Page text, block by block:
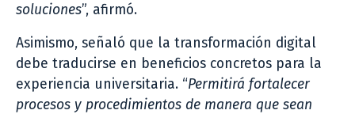
soluciones”, afirmó.
Asimismo, señaló que la transformación digital
debe traducirse en beneficios concretos para la
experiencia universitaria. “Permitirá fortalecer
procesos y procedimientos de manera que sean